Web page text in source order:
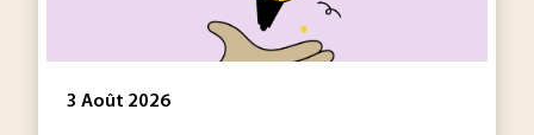
3 Août 2026